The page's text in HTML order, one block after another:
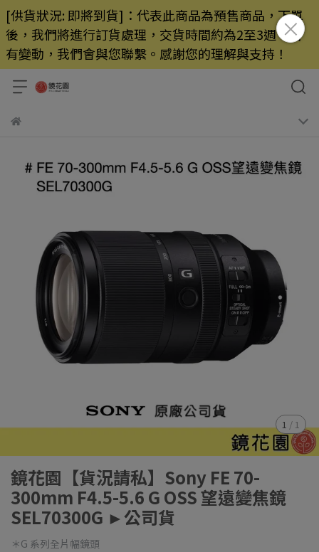
[供貨狀況: 即將到貨]：代表此商品為預售商品，下單
後，我們將進行訂貨處理，交貨時間約為2至3週，若
有變動，我們會與您聯繫。感謝您的理解與支持！
1 / 1
鏡花園【貨況請私】Sony FE 70-
300mm F4.5-5.6 G OSS 望遠變焦鏡
SEL70300G ►公司貨
＊G 系列全片幅鏡頭